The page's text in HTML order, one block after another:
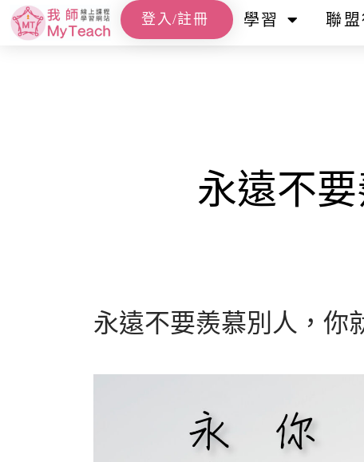
登入/註冊 學習 聯
永遠不
永遠不要羨慕別人，你